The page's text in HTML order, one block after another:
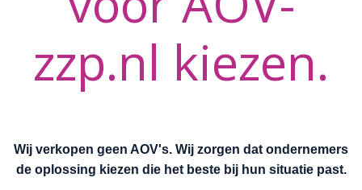
zzp.nl kiezen.
Wij verkopen geen AOV's. Wij zorgen dat ondernemers
de oplossing kiezen die het beste bij hun situatie past.